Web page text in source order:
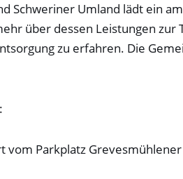
Schweriner Umland lädt ein
über dessen Leistungen zur
zu erfahren. Die
vom Parkplatz